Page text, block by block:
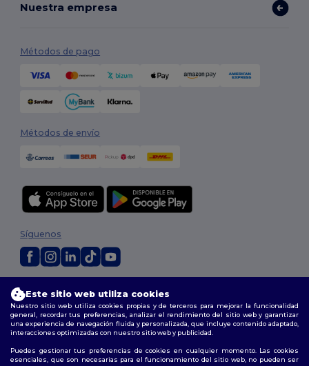
Nuestra empresa
Métodos de pago
Métodos de envío
Términos y Condiciones
Privacidad |Política de Cookies |Mapa del sitio
Síguenos
Palma | Bilbao | Alicante
Este sitio web utiliza cookies
Nuestro sitio web utiliza cookies propias y de terceros para mejorar la funcionalidad
general, recordar tus preferencias, analizar el rendimiento del sitio web y garantizar
una experiencia de navegación fluida y personalizada, que incluye contenido adaptado,
interacciones optimizadas con nuestro sitio web y publicidad.
Puedes gestionar tus preferencias de cookies en cualquier momento. Las cookies
esenciales, que son necesarias para el funcionamiento del sitio web, no pueden ser